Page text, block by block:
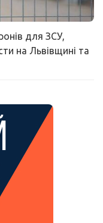
для ЗСУ,
на Львівщині та